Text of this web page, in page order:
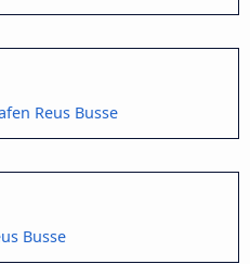
Reus Busse
Busse